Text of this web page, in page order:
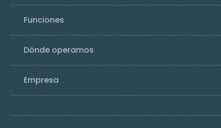
Funciones
Dónde operamos
Empresa